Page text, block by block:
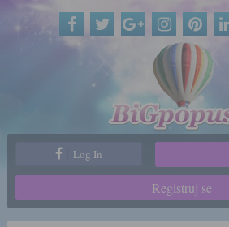
Log In
Registruj se